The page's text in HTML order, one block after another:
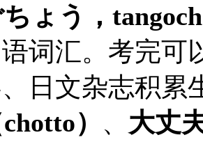
ちょう，
词汇。考完可
日文杂志积累
） 、 大丈